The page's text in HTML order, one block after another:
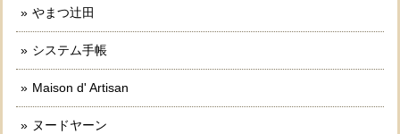
やまつ辻田
システム手帳
Maison d' Artisan
ヌードヤーン